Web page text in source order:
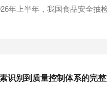
年上半年，我国食品安全
识别到质量控制体系的完